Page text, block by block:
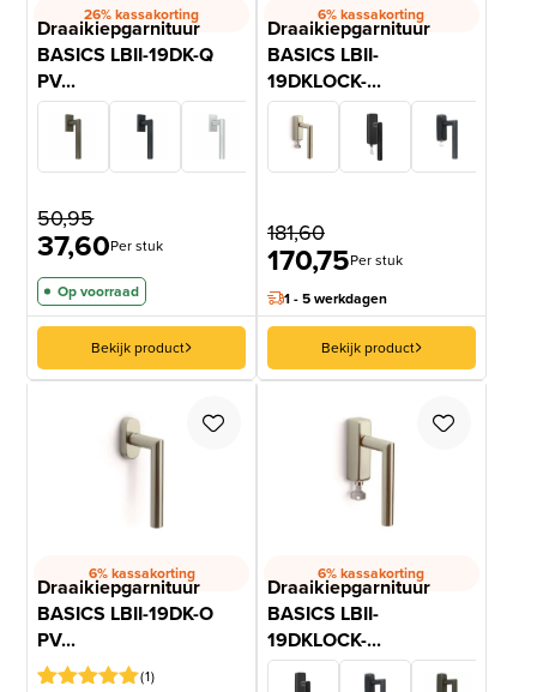
26% kassakorting
Draaikiepgarnituur
BASICS LBII-19DK-Q
PV...
50,95
37,60Per stuk
Op voorraad
Bekijk product
6% kassakorting
Draaikiepgarnituur
BASICS LBII-
19DKLOCK-...
181,60
170,75Per stuk
1 - 5 werkdagen
Bekijk product
6% kassakorting
Draaikiepgarnituur
BASICS LBII-19DK-O
PV...
1
6% kassakorting
Draaikiepgarnituur
BASICS LBII-
19DKLOCK-...